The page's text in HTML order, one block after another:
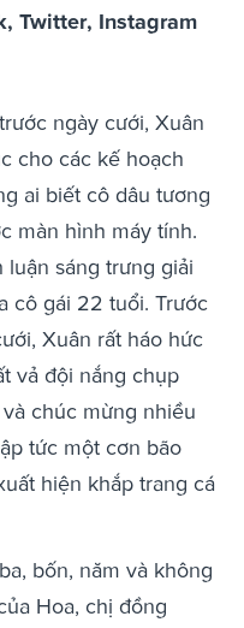
Twitter, Instagram
ngày cưới, Xuân
cho các kế hoạch
ai biết cô dâu tương
màn hình máy tính.
sáng trưng giải
cô gái 22 tuổi. Trước
Xuân rất háo hức
vả đội nắng chụp
chúc mừng nhiều
tức một cơn bão
hiện khắp trang cá
bốn, năm và không
Hoa, chị đồng